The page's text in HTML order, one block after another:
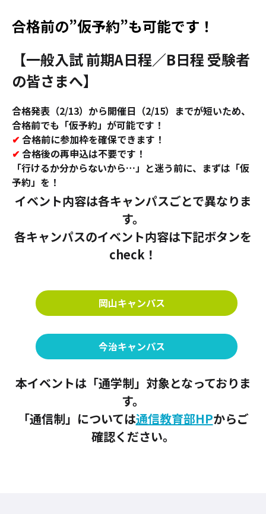
合格前の”仮予約”も可能です！
【一般入試 前期A日程／B日程 受験者
の皆さまへ】
合格発表（2/13）から開催日（2/15）までが短いため、
合格前でも「仮予約」が可能です！
✔ 合格前に参加枠を確保できます！
✔ 合格後の再申込は不要です！
「行けるか分からないから…」と迷う前に、まずは「仮
予約」を！
イベント内容は各キャンパスごとで異なりま
す。
各キャンパスのイベント内容は下記ボタンを
check！
岡山キャンパス
今治キャンパス
本イベントは「通学制」対象となっておりま
す。
「通信制」については通信教育部HPからご
確認ください。